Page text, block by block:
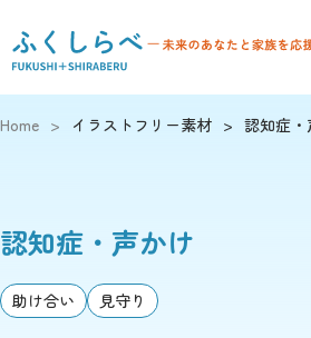
Home > イラストフリー素材 > 認知症・
認知症・声かけ
助け合い 見守り